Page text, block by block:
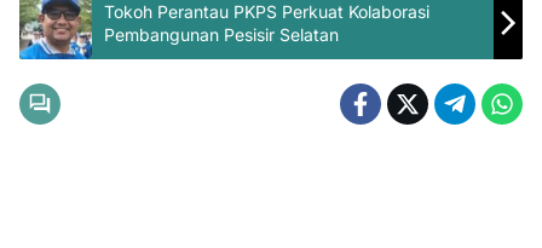
Tokoh Perantau PKPS Perkuat Kolaborasi
Pembangunan Pesisir Selatan